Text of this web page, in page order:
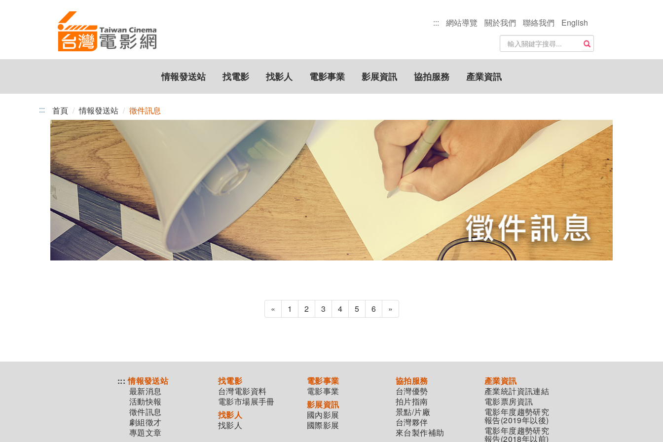
影
::: 網站導覽 關於我們 聯絡我們
English
站
內
搜
尋
關
鍵
搜尋
情報發送站 找電影 找影人 電影事業 影展資訊 協拍服務 產業資訊
::: 首頁 情報發送站 徵件訊息
« 1 2 3 4 5 6 »
::: 情報發送站
最新消息
活動快報
徵件訊息
劇組徵才
專題文章
找電影
台灣電影資料
電影市場展手冊
找影人
找影人
電影事業
電影事業
影展資訊
國內影展
國際影展
協拍服務
台灣優勢
拍片指南
景點/片廠
台灣夥伴
來台製作補助
產業資訊
產業統計資訊連結
電影票房資訊
電影年度趨勢研究
報告(2019年以後)
電影年度趨勢研究
報告(2018年以前)